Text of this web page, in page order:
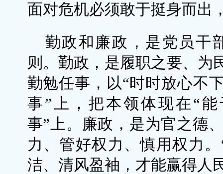
面对危机必须敢于挺身而出
勤政和廉政，是党员干
则。勤政，是履职之要、为
勤勉任事，以“时时放心不
事”上，把本领体现在“
事”上。廉政，是为官之德
力、管好权力、慎用权力
洁、清风盈袖，才能赢得人